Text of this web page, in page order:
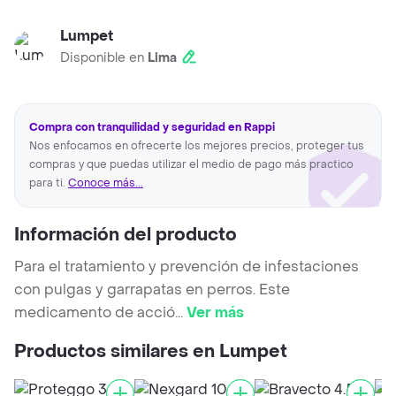
Lumpet
Disponible en Lima
Compra con tranquilidad y seguridad en Rappi
Nos enfocamos en ofrecerte los mejores precios, proteger tus
compras y que puedas utilizar el medio de pago más practico
para ti. Conoce más...
Información del producto
Para el tratamiento y prevención de infestaciones
con pulgas y garrapatas en perros. Este
medicamento de acció...Ver más
Productos similares en Lumpet